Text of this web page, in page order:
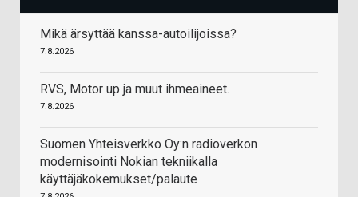
Mikä ärsyttää kanssa-autoilijoissa?
7.8.2026
RVS, Motor up ja muut ihmeaineet.
7.8.2026
Suomen Yhteisverkko Oy:n radioverkon
modernisointi Nokian tekniikalla
käyttäjäkokemukset/palaute